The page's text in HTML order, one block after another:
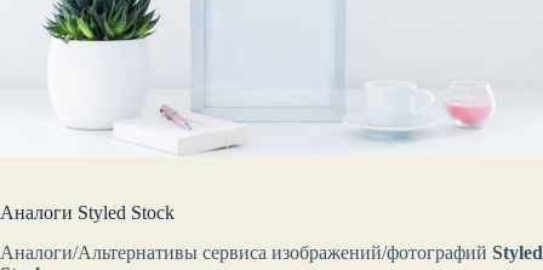
Аналоги Styled Stock
Аналоги/Альтернативы сервиса изображений/фотографий Styled